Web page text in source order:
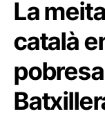
La
català